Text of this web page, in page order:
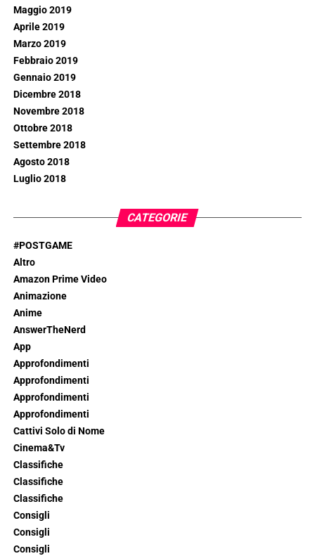
Maggio 2019
Aprile 2019
Marzo 2019
Febbraio 2019
Gennaio 2019
Dicembre 2018
Novembre 2018
Ottobre 2018
Settembre 2018
Agosto 2018
Luglio 2018
CATEGORIE
#POSTGAME
Altro
Amazon Prime Video
Animazione
Anime
AnswerTheNerd
App
Approfondimenti
Approfondimenti
Approfondimenti
Approfondimenti
Cattivi Solo di Nome
Cinema&Tv
Classifiche
Classifiche
Classifiche
Consigli
Consigli
Consigli